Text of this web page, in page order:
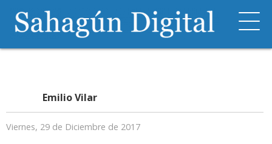
Emilio Vilar
Viernes, 29 de Diciembre de 2017